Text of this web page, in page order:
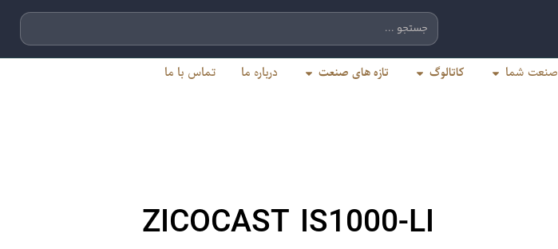
صنعت شما کاتالوگ تازه های صنعت درباره ما تماس با ما
ZICOCAST IS1000-LI